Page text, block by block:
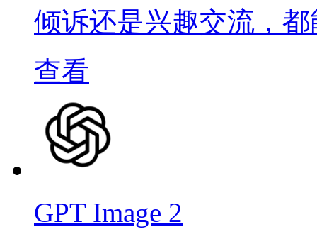
倾诉还是兴趣交流，
查看
GPT Image 2